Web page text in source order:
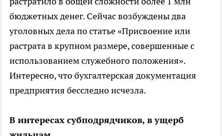
бюджетных денег. Сейчас возбуждены два
уголовных дела по статье «Присвоение или
растрата в крупном размере, совершенные с
использованием служебного положения».
Интересно, что бухгалтерская документация
предприятия бесследно исчезла.
В интересах субподрядчиков, в ущерб